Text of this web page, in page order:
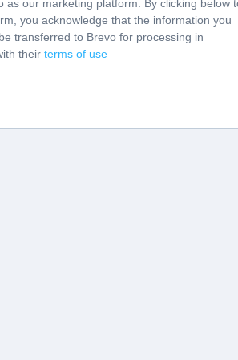
as our marketing platform. By clicking below
you acknowledge that the information you
transferred to Brevo for processing in
their terms of use